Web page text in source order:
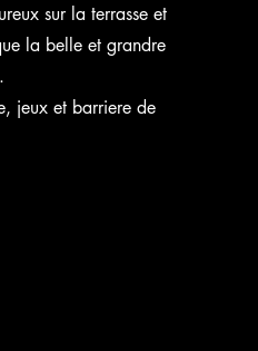
sur la terrasse et
la belle et grandre
jeux et barriere de